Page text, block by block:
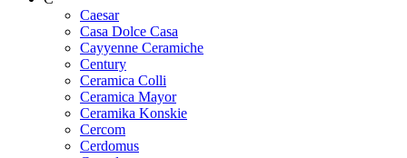
Caesar
Casa Dolce Casa
Cayyenne Ceramiche
Century
Ceramica Colli
Ceramica Mayor
Ceramika Konskie
Cercom
Cerdomus